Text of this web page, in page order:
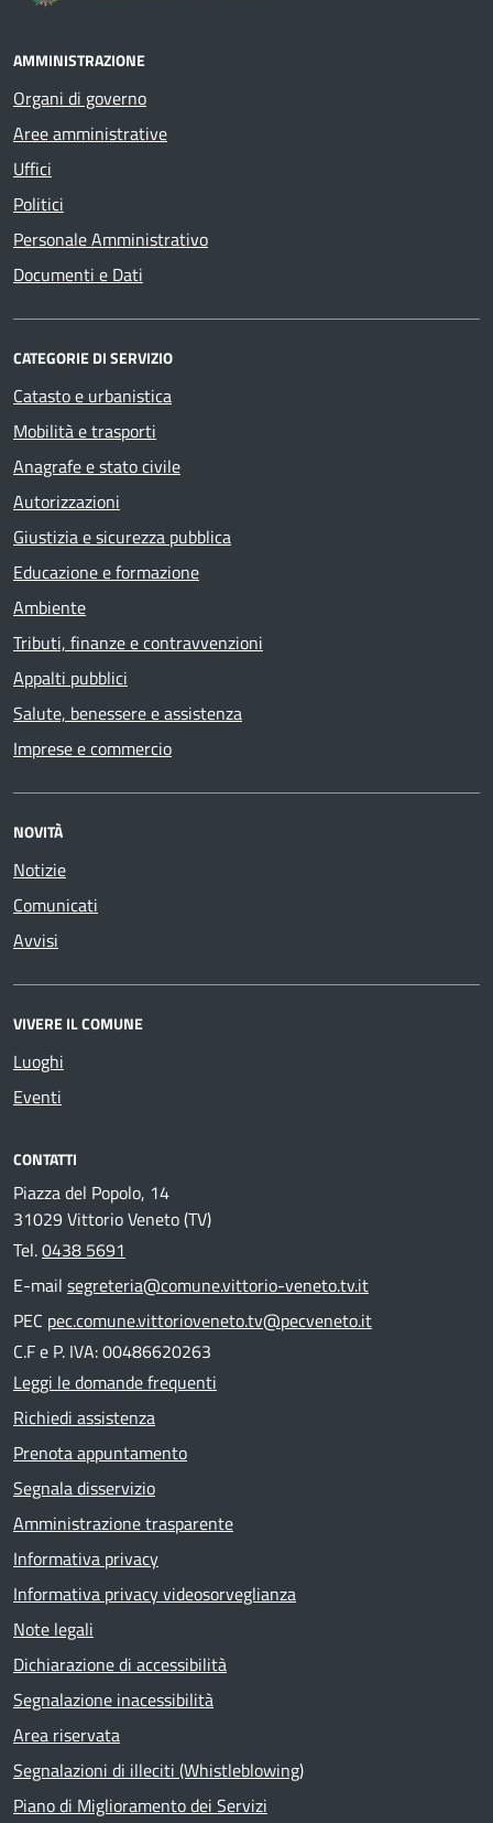
AMMINISTRAZIONE
Organi di governo
Aree amministrative
Uffici
Politici
Personale Amministrativo
Documenti e Dati
CATEGORIE DI SERVIZIO
Catasto e urbanistica
Mobilità e trasporti
Anagrafe e stato civile
Autorizzazioni
Giustizia e sicurezza pubblica
Educazione e formazione
Ambiente
Tributi, finanze e contravvenzioni
Appalti pubblici
Salute, benessere e assistenza
Imprese e commercio
NOVITÀ
Notizie
Comunicati
Avvisi
VIVERE IL COMUNE
Luoghi
Eventi
CONTATTI
Piazza del Popolo, 14
31029 Vittorio Veneto (TV)
Tel.0438 5691
E-mail segreteria@comune.vittorio-veneto.tv.it
PEC pec.comune.vittorioveneto.tv@pecveneto.it
C.F e P. IVA: 00486620263
Leggi le domande frequenti
Richiedi assistenza
Prenota appuntamento
Segnala disservizio
Amministrazione trasparente
Informativa privacy
Informativa privacy videosorveglianza
Note legali
Dichiarazione di accessibilità
Segnalazione inacessibilità
Area riservata
Segnalazioni di illeciti (Whistleblowing)
Piano di Miglioramento dei Servizi